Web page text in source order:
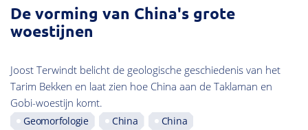
De vorming van China's grote
woestijnen
Joost Terwindt belicht de geologische geschiedenis van het
Tarim Bekken en laat zien hoe China aan de Taklaman en
Gobi-woestijn komt.
Geomorfologie China China